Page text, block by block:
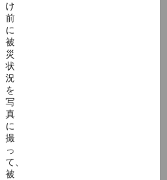
け
前
に
被
災
状
況
を
写
真
に
撮
っ
て、
被